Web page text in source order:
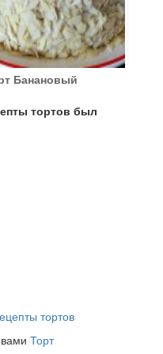
Банановый
тортов был
тортов
Торт